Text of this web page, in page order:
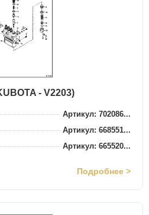
- V2203)
Артикул: 702086...
Артикул: 668551...
Артикул: 665520...
Подробнее >